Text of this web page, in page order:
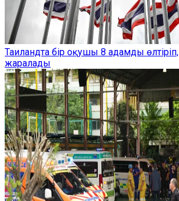
Таиландта бір оқушы 8 адамды
жаралады